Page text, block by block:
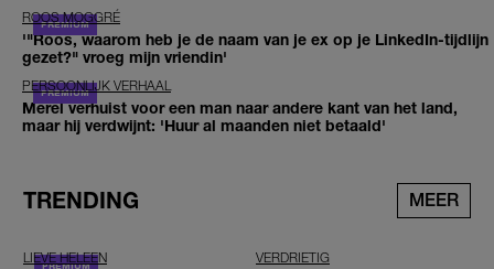
ROOS MOGGRÉ
'"Roos, waarom heb je de naam van je ex op je LinkedIn-tijdlijn
gezet?" vroeg mijn vriendin'
PERSOONLIJK VERHAAL
Merel verhuist voor een man naar andere kant van het land,
maar hij verdwijnt: 'Huur al maanden niet betaald'
TRENDING MEER
LIEVE HELEEN VERDRIETIG